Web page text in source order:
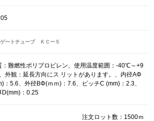
ートチューブ ＫＣー５
：難燃性ポリプロピレン、使用温度範囲：-40℃～+9
外観：延長方向にス リットがあります。、内径AΦ
：5.6、外径BΦ(ｍｍ)：7.6、ピッチC (mm)：2.3、
D(mm)：0.25
注文ロット数： 1500ｍ